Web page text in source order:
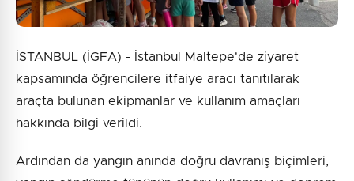
İSTANBUL (İGFA) - İstanbul Maltepe'de ziyaret
kapsamında öğrencilere itfaiye aracı tanıtılarak
araçta bulunan ekipmanlar ve kullanım amaçları
hakkında bilgi verildi.
Ardından da yangın anında doğru davranış biçimleri,